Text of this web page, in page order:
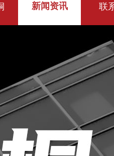
新闻资讯 联